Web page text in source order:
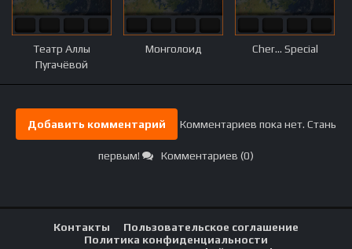
Театр Аллы
Пугачёвой
Монголоид Cher... Special
Добавить комментарий Комментариев пока нет. Стань
первым! Комментариев (0)
Контакты
Пользовательское соглашение
Политика конфиденциальности